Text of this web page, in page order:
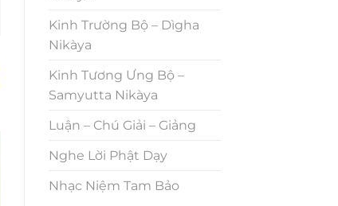
Kinh Trường Bộ – Dìgha
Nikàya
Kinh Tương Ưng Bộ –
Samyutta Nikàya
Luận – Chú Giải – Giảng
Nghe Lời Phật Dạy
Nhạc Niệm Tam Bảo